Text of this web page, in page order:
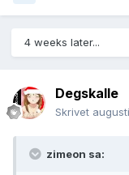
4 weeks later...
Degskalle
Skrivet
zimeon sa: